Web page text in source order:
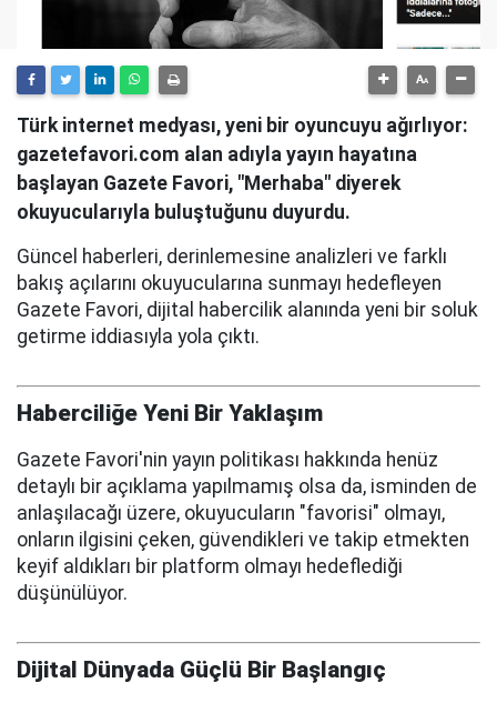
Türk internet medyası, yeni bir oyuncuyu ağırlıyor:
gazetefavori.com alan adıyla yayın hayatına
başlayan Gazete Favori, "Merhaba" diyerek
okuyucularıyla buluştuğunu duyurdu.
Güncel haberleri, derinlemesine analizleri ve farklı
bakış açılarını okuyucularına sunmayı hedefleyen
Gazete Favori, dijital habercilik alanında yeni bir soluk
getirme iddiasıyla yola çıktı.
Haberciliğe Yeni Bir Yaklaşım
Gazete Favori'nin yayın politikası hakkında henüz
detaylı bir açıklama yapılmamış olsa da, isminden de
anlaşılacağı üzere, okuyucuların "favorisi" olmayı,
onların ilgisini çeken, güvendikleri ve takip etmekten
keyif aldıkları bir platform olmayı hedeflediği
düşünülüyor.
Dijital Dünyada Güçlü Bir Başlangıç